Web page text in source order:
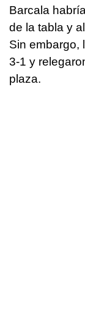
Barcala
de la tabla y
Sin embargo,
3-1 y
plaza.